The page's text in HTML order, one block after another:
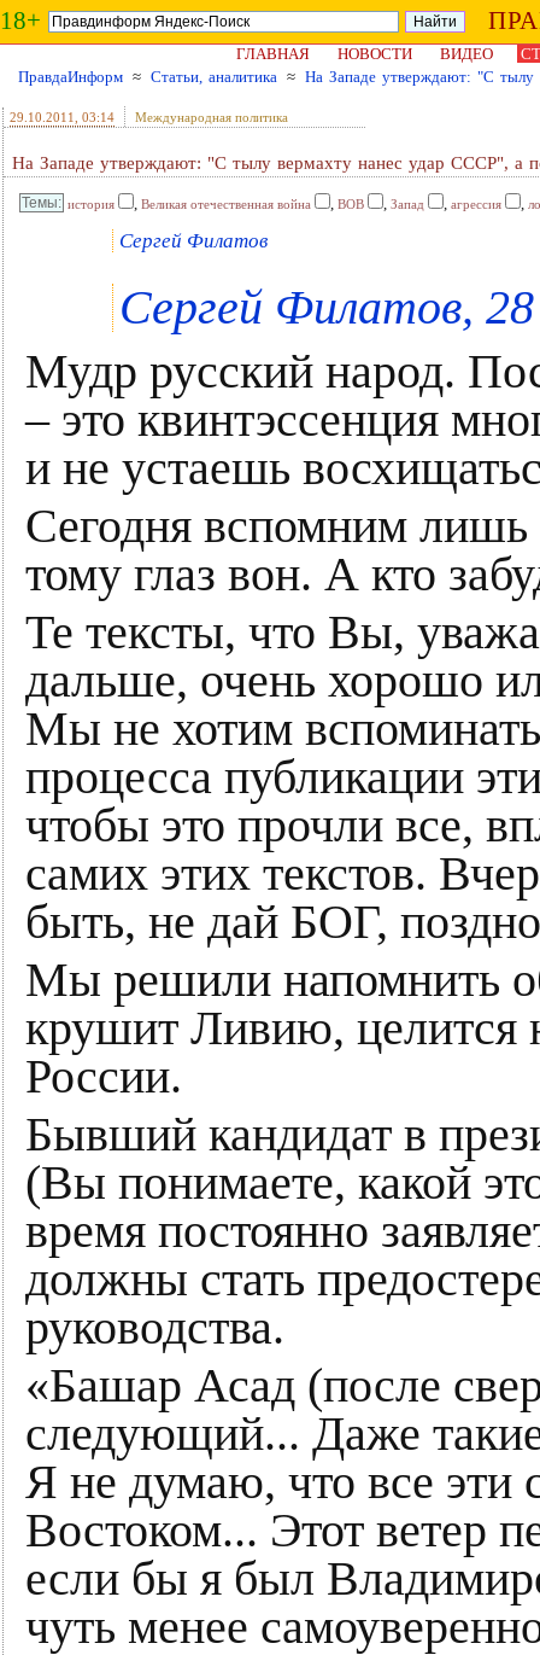
18+
ГЛАВНАЯ НОВОСТИ ВИДЕО
ПравдаИнформ ≈ Статьи, аналитика ≈ На Западе утверждают: "С
29.10.2011 , 03:14 Международная политика
На Западе утверждают: "С тылу вермахту нанес удар ССCР", а
история , Великая отечественная война , ВОВ , Запад , агрессия ,
Сергей Филатов
Сергей Филатов,
Мудр русский народ.
– это квинтэссенция
и не устаешь
Сегодня вспомним лишь
тому глаз вон. А кто
Те тексты, что Вы,
дальше, очень хорошо
Мы не хотим
процесса публикации
чтобы это прочли все,
самих этих текстов.
быть, не дай БОГ,
Мы решили напомнить
крушит Ливию, целится
России.
Бывший кандидат в
(Вы понимаете, какой
время постоянно
должны стать
руководства.
«Башар Асад (после
следующий... Даже
Я не думаю, что все
Востоком... Этот ветер
если бы я был
чуть менее